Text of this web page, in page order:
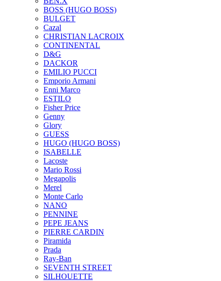
BOSS (HUGO BOSS)
BULGET
Cazal
CHRISTIAN LACROIX
CONTINENTAL
D&G
DACKOR
EMILIO PUCCI
Emporio Armani
Enni Marco
ESTILO
Fisher Price
Genny
Glory
GUESS
HUGO (HUGO BOSS)
ISABELLE
Lacoste
Mario Rossi
Megapolis
Merel
Monte Carlo
NANO
PENNINE
PEPE JEANS
PIERRE CARDIN
Piramida
Prada
Ray-Ban
SEVENTH STREET
SILHOUETTE